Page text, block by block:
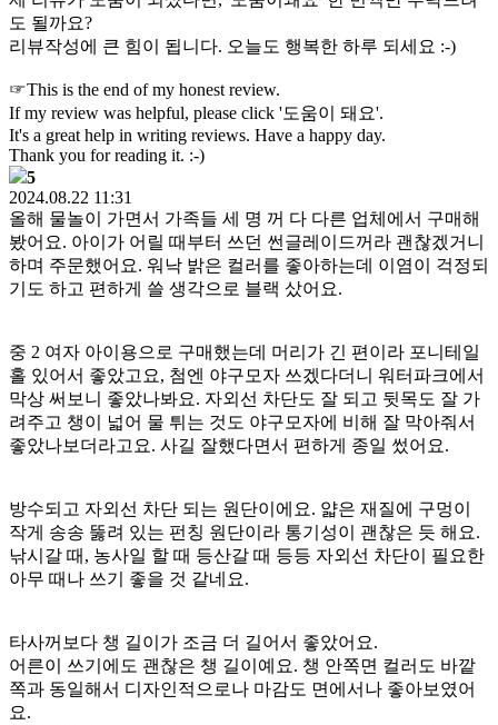
도 될까요?
리뷰작성에 큰 힘이 됩니다. 오늘도 행복한 하루 되세요 :-)
☞This is the end of my honest review.
If my review was helpful, please click '도움이 돼요'.
It's a great help in writing reviews. Have a happy day.
Thank you for reading it. :-)
5
2024.08.22 11:31
올해 물놀이 가면서 가족들 세 명 꺼 다 다른 업체에서 구매해
봤어요. 아이가 어릴 때부터 쓰던 썬글레이드꺼라 괜찮겠거니
하며 주문했어요. 워낙 밝은 컬러를 좋아하는데 이염이 걱정되
기도 하고 편하게 쓸 생각으로 블랙 샀어요.
중 2 여자 아이용으로 구매했는데 머리가 긴 편이라 포니테일
홀 있어서 좋았고요, 첨엔 야구모자 쓰겠다더니 워터파크에서
막상 써보니 좋았나봐요. 자외선 차단도 잘 되고 뒷목도 잘 가
려주고 챙이 넓어 물 튀는 것도 야구모자에 비해 잘 막아줘서
좋았나보더라고요. 사길 잘했다면서 편하게 종일 썼어요.
방수되고 자외선 차단 되는 원단이에요. 얇은 재질에 구멍이
작게 송송 뚫려 있는 펀칭 원단이라 통기성이 괜찮은 듯 해요.
낚시갈 때, 농사일 할 때 등산갈 때 등등 자외선 차단이 필요한
아무 때나 쓰기 좋을 것 같네요.
타사꺼보다 챙 길이가 조금 더 길어서 좋았어요.
어른이 쓰기에도 괜찮은 챙 길이예요. 챙 안쪽면 컬러도 바깥
쪽과 동일해서 디자인적으로나 마감도 면에서나 좋아보였어
요.